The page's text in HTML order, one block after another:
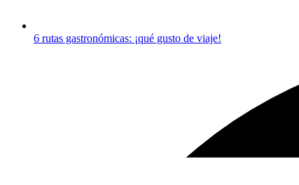
6 rutas gastronómicas: ¡qué gusto de viaje!